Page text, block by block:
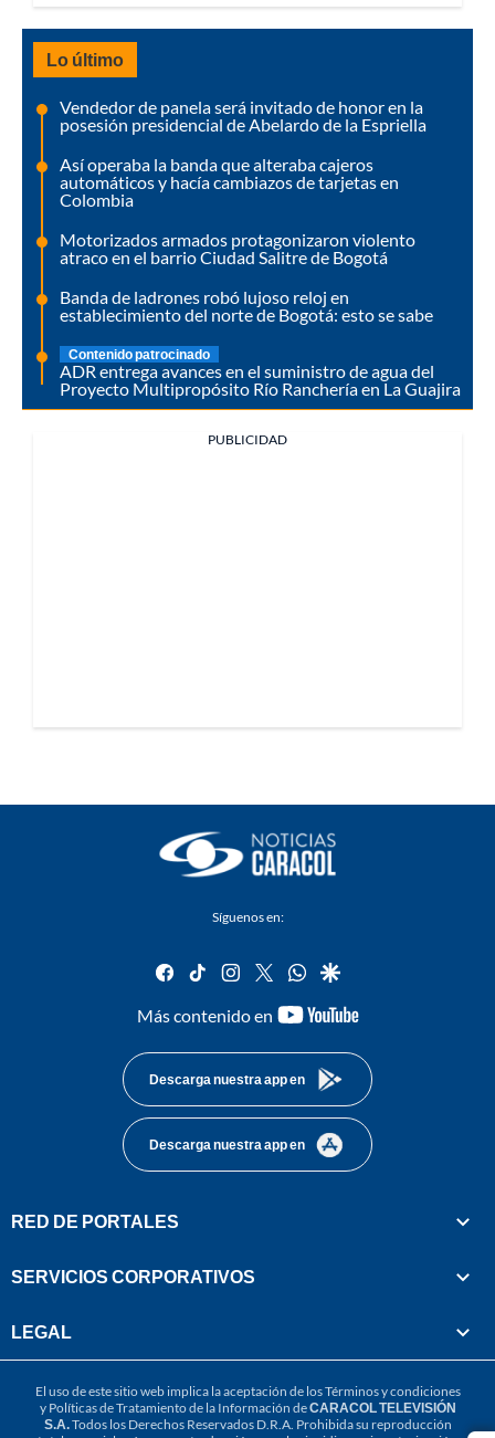
Lo último
Vendedor de panela será invitado de honor en la
posesión presidencial de Abelardo de la Espriella
Así operaba la banda que alteraba cajeros
automáticos y hacía cambiazos de tarjetas en
Colombia
Motorizados armados protagonizaron violento
atraco en el barrio Ciudad Salitre de Bogotá
Banda de ladrones robó lujoso reloj en
establecimiento del norte de Bogotá: esto se sabe
Contenido patrocinado
ADR entrega avances en el suministro de agua del
Proyecto Multipropósito Río Ranchería en La Guajira
PUBLICIDAD
Síguenos en:
facebook
tiktok instagram
twitterwhatsapp
google
Más contenido en
youtube-
Descarga nuestra app en
Descarga nuestra app en
RED DE PORTALES
SERVICIOS CORPORATIVOS
LEGAL
El uso de este sitio web implica la aceptación de losTérminos y condiciones
y Políticas de Tratamiento de la Información deCARACOL TELEVISIÓN
S.A.Todos los Derechos Reservados D.R.A. Prohibida su reproducción